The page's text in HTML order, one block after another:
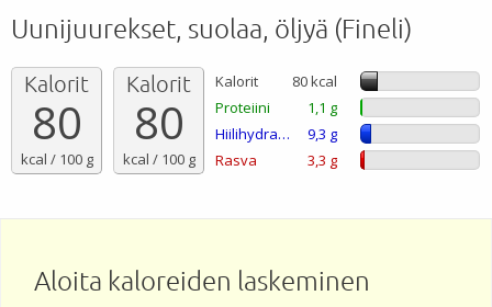
Uunijuurekset, suolaa, öljyä (Fineli)
Kalorit
80
kcal / 100 g
Kalorit
80
kcal / 100 g
Kalorit
80 kcal
Proteiini
1,1 g
Hiilihydraatti
9,3 g
Rasva
3,3 g
Aloita kaloreiden laskeminen